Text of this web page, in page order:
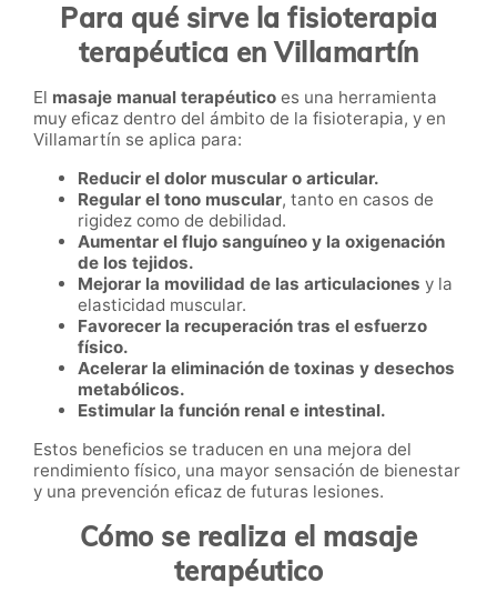
Para qué sirve la fisioterapia
terapéutica en Villamartín
El masaje manual terapéutico es una herramienta
muy eficaz dentro del ámbito de la fisioterapia, y en
Villamartín se aplica para:
Reducir el dolor muscular o articular.
Regular el tono muscular, tanto en casos de
rigidez como de debilidad.
Aumentar el flujo sanguíneo y la oxigenación
de los tejidos.
Mejorar la movilidad de las articulaciones y la
elasticidad muscular.
Favorecer la recuperación tras el esfuerzo
físico.
Acelerar la eliminación de toxinas y desechos
metabólicos.
Estimular la función renal e intestinal.
Estos beneficios se traducen en una mejora del
rendimiento físico, una mayor sensación de bienestar
y una prevención eficaz de futuras lesiones.
Cómo se realiza el masaje
terapéutico